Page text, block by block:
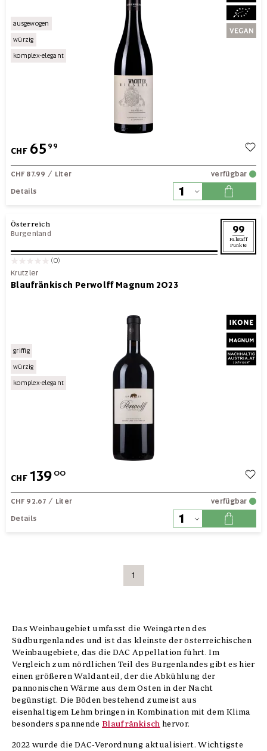
ausgewogen
würzig
komplex-elegant
CHF 65 99
CHF 87.99 / Liter
verfügbar
Details
Österreich
Burgenland 99
Falstaff
Punkte
(0)
Krutzler
Blaufränkisch Perwolff Magnum 2023
griffig
würzig
komplex-elegant
CHF 139 00
CHF 92.67 / Liter
verfügbar
Details
1
Das Weinbaugebiet umfasst die Weingärten des
Südburgenlandes und ist das kleinste der österreichischen
Weinbaugebiete, das die DAC Appellation führt. Im
Vergleich zum nördlichen Teil des Burgenlandes gibt es hier
einen größeren Waldanteil, der die Abkühlung der
pannonischen Wärme aus dem Osten in der Nacht
begünstigt. Die Böden bestehend zumeist aus
eisenhaltigem Lehm bringen in Kombination mit dem Klima
besonders spannende Blaufränkisch hervor.
2022 wurde die DAC-Verordnung aktualisiert. Wichtigste